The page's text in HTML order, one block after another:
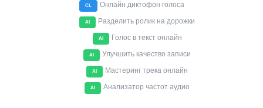
CL Онлайн диктофон голоса
AI Разделить ролик на дорожки
AI Голос в текст онлайн
AI Улучшить качество записи
AI Мастеринг трека онлайн
AI Анализатор частот аудио